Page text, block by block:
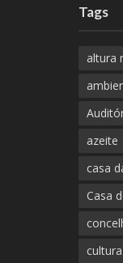
Tags
altura
azeite
casa
Casa
cultura